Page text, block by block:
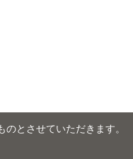
のとさせていただきます。